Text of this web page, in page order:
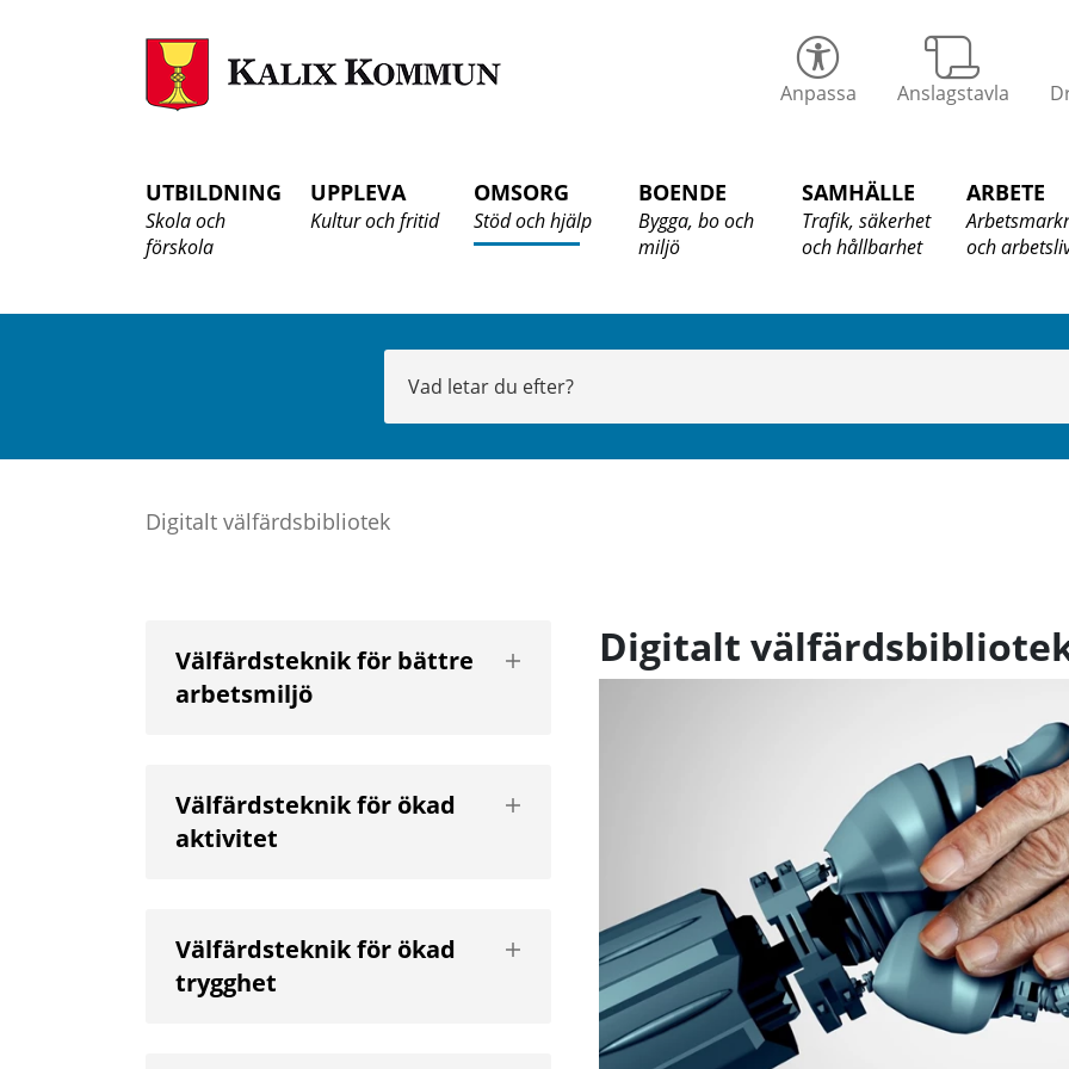
Anpassa Anslagstavla
UTBILDNING
Skola och
förskola
UPPLEVA
Kultur och fritid
OMSORG
Stöd och hjälp
BOENDE
Bygga, bo och
miljö
SAMHÄLLE
Trafik, säkerhet
och hållbarhet
ARBETE
och
Digitalt välfärdsbibliotek
Digitalt
Välfärdsteknik för bättre
arbetsmiljö
Visa
nästa
Välfärdsteknik för ökad
aktivitet
Visa
nästa
Välfärdsteknik för ökad
trygghet
Visa
nästa